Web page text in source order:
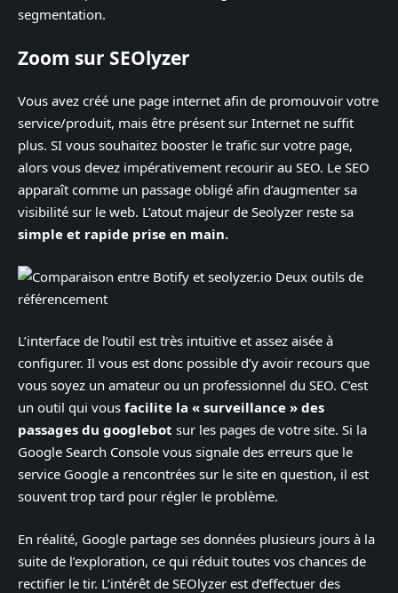
segmentation.
Zoom sur SEOlyzer
Vous avez créé une page internet afin de promouvoir votre
service/produit, mais être présent sur Internet ne suffit
plus. SI vous souhaitez booster le trafic sur votre page,
alors vous devez impérativement recourir au SEO. Le SEO
apparaît comme un passage obligé afin d’augmenter sa
visibilité sur le web. L’atout majeur de Seolyzer reste sa
simple et rapide prise en main.
L’interface de l’outil est très intuitive et assez aisée à
configurer. Il vous est donc possible d’y avoir recours que
vous soyez un amateur ou un professionnel du SEO. C’est
un outil qui vous facilite la « surveillance » des
passages du googlebot sur les pages de votre site. Si la
Google Search Console vous signale des erreurs que le
service Google a rencontrées sur le site en question, il est
souvent trop tard pour régler le problème.
En réalité, Google partage ses données plusieurs jours à la
suite de l’exploration, ce qui réduit toutes vos chances de
rectifier le tir. L’intérêt de SEOlyzer est d’effectuer des